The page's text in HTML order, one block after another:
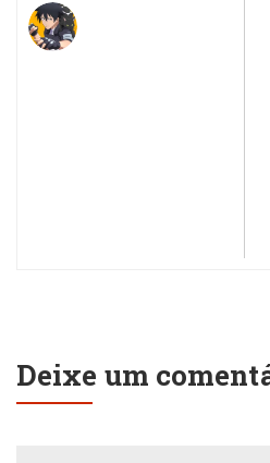
Deixe um